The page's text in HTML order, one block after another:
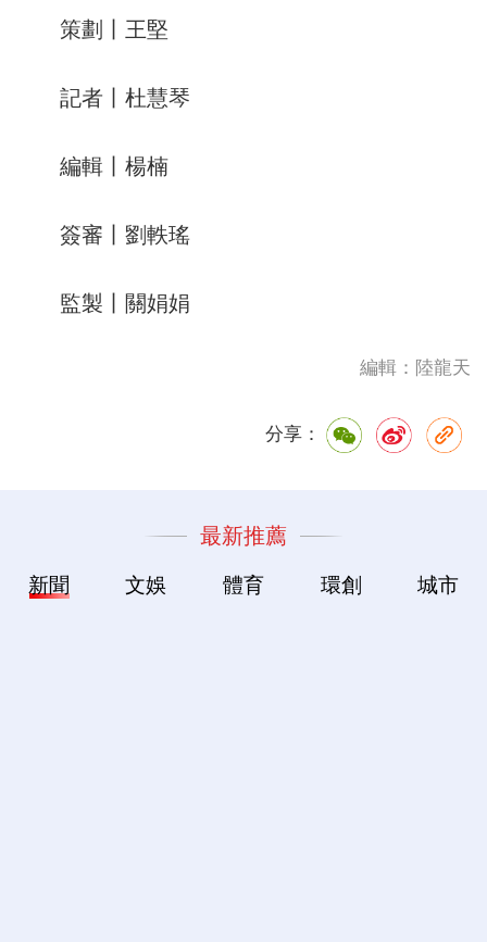
策劃丨王堅
記者丨杜慧琴
編輯丨楊楠
簽審丨劉軼瑤
監製丨關娟娟
編輯：陸龍天
分享：
最新推薦
新聞 文娛 體育 環創 城市